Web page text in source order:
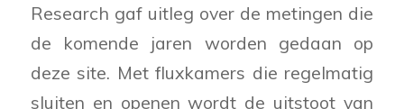
Research gaf uitleg over de metingen die
de komende jaren worden gedaan op
deze site. Met fluxkamers die regelmatig
sluiten en openen wordt de uitstoot van